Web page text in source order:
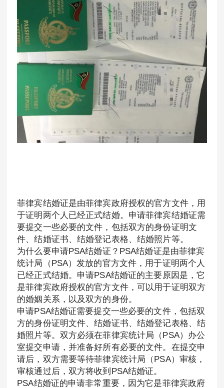
菲律宾结婚证是由菲律宾政府授权的官方文件，用
于证明两个人已经正式结婚。申请菲律宾结婚证需
要提交一些必要的文件，包括双方的身份证明文
件、结婚证书、结婚登记表格、结婚照片等。
为什么要申请PSA结婚证？PSA结婚证是由菲律宾
统计局（PSA）发放的官方文件，用于证明两个人
已经正式结婚。申请PSA结婚证的主要原因是，它
是菲律宾政府授权的官方文件，可以用于证明双方
的婚姻关系，以及双方的身份。
申请PSA结婚证需要提交一些必要的文件，包括双
方的身份证明文件、结婚证书、结婚登记表格、结
婚照片等。双方必须在菲律宾统计局（PSA）办公
室提交申请，并准备好所有必要的文件。在提交申
请后，双方需要等待菲律宾统计局（PSA）审核，
审核通过后，双方将收到PSA结婚证。
PSA结婚证的申请非常重要，因为它是菲律宾政府